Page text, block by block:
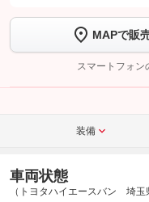
トーク画面で
ボ
完了してください。
MAPで販
スマートフォン
装備
車両状態
（トヨタハイエースバン 埼玉